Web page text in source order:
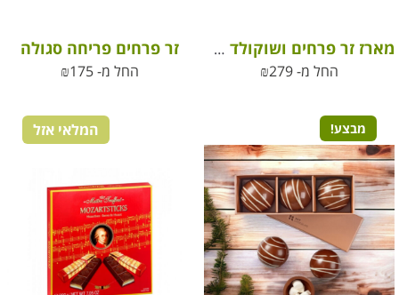
מארז זר פרחים ושוקולד מפנק למשפחה להרמת מורל
החל מ-
₪279
זר פרחים פריחה סגולה
החל מ- ₪175
מבצע! המלאי אזל